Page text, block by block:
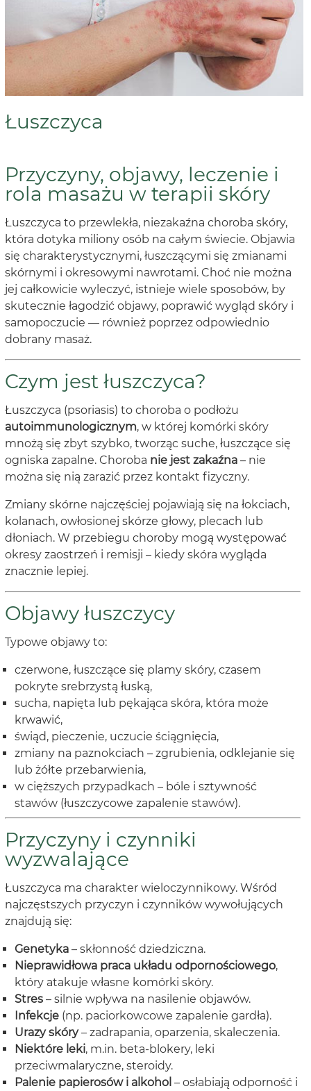
Łuszczyca
Przyczyny, objawy, leczenie i
rola masażu w terapii skóry
Łuszczyca to przewlekła, niezakaźna choroba skóry,
która dotyka miliony osób na całym świecie. Objawia
się charakterystycznymi, łuszczącymi się zmianami
skórnymi i okresowymi nawrotami. Choć nie można
jej całkowicie wyleczyć, istnieje wiele sposobów, by
skutecznie łagodzić objawy, poprawić wygląd skóry i
samopoczucie — również poprzez odpowiednio
dobrany masaż.
Czym jest łuszczyca?
Łuszczyca (psoriasis) to choroba o podłożu
autoimmunologicznym, w której komórki skóry
mnożą się zbyt szybko, tworząc suche, łuszczące się
ogniska zapalne. Choroba nie jest zakaźna – nie
można się nią zarazić przez kontakt fizyczny.
Zmiany skórne najczęściej pojawiają się na łokciach,
kolanach, owłosionej skórze głowy, plecach lub
dłoniach. W przebiegu choroby mogą występować
okresy zaostrzeń i remisji – kiedy skóra wygląda
znacznie lepiej.
Objawy łuszczycy
Typowe objawy to:
czerwone, łuszczące się plamy skóry, czasem
pokryte srebrzystą łuską,
sucha, napięta lub pękająca skóra, która może
krwawić,
świąd, pieczenie, uczucie ściągnięcia,
zmiany na paznokciach – zgrubienia, odklejanie się
lub żółte przebarwienia,
w cięższych przypadkach – bóle i sztywność
stawów (łuszczycowe zapalenie stawów).
Przyczyny i czynniki
wyzwalające
Łuszczyca ma charakter wieloczynnikowy. Wśród
najczęstszych przyczyn i czynników wywołujących
znajdują się:
Genetyka – skłonność dziedziczna.
Nieprawidłowa praca układu odpornościowego,
który atakuje własne komórki skóry.
Stres – silnie wpływa na nasilenie objawów.
Infekcje (np. paciorkowcowe zapalenie gardła).
Urazy skóry– zadrapania, oparzenia, skaleczenia.
Niektóre leki, m.in. beta-blokery, leki
przeciwmalaryczne, steroidy.
Palenie papierosów i alkohol – osłabiają odporność i